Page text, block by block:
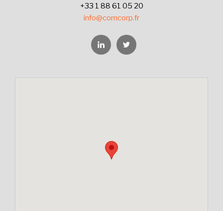
+33 1 88 61 05 20
info@comcorp.fr
LinkedinTwitter